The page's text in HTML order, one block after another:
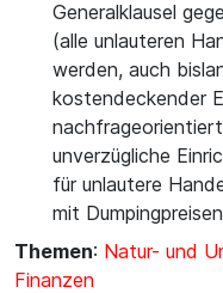
Generalklausel
(alle unlauteren
werden, auch
kostendeckender
unverzügliche
für unlautere
mit
Themen: Natur- und
Finanzen